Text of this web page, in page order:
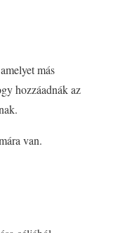
más
hozzáadnák az
van.